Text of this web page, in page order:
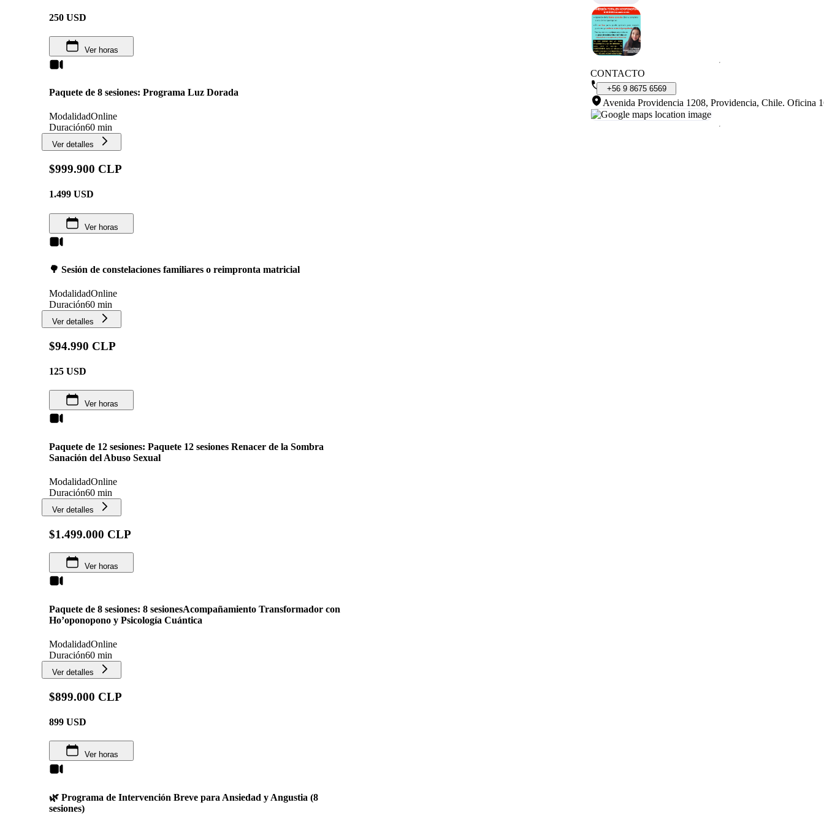
250 USD
Ver horas
Paquete de 8 sesiones: Programa Luz Dorada
ModalidadOnline
Duración60 min
Ver detalles
$999.900 CLP
1.499 USD
Ver horas
🌳 Sesión de constelaciones familiares o reimpronta matricial
ModalidadOnline
Duración60 min
Ver detalles
$94.990 CLP
125 USD
Ver horas
Paquete de 12 sesiones: Paquete 12 sesiones Renacer de la Sombra
Sanación del Abuso Sexual
ModalidadOnline
Duración60 min
Ver detalles
$1.499.000 CLP
Ver horas
Paquete de 8 sesiones: 8 sesionesAcompañamiento Transformador con
Ho’oponopono y Psicología Cuántica
ModalidadOnline
Duración60 min
Ver detalles
$899.000 CLP
899 USD
Ver horas
🌿 Programa de Intervención Breve para Ansiedad y Angustia (8
sesiones)
CONTACTO
+56 9 8675 6569
Avenida Providencia 1208, Providencia, Chile. Oficina